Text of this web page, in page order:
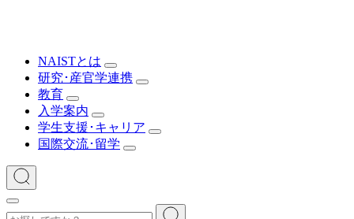
NAISTとは
研究･産官学連携
教育
入学案内
学生支援･キャリア
国際交流･留学